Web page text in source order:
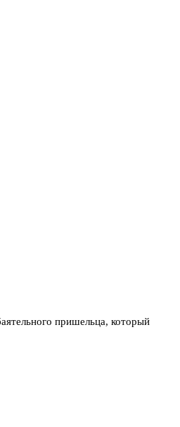
пришельца, который